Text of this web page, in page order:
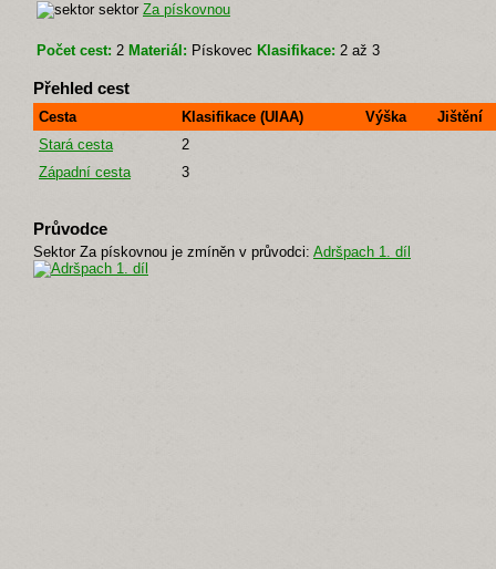
sektor Za pískovnou
Počet cest: 2 Materiál: Pískovec Klasifikace: 2 až 3
Přehled cest
Cesta Klasifikace (UIAA) Výška
Jištění
Stará cesta
2
Západní cesta
3
Průvodce
Sektor Za pískovnou je zmíněn v průvodci: Adršpach 1. díl